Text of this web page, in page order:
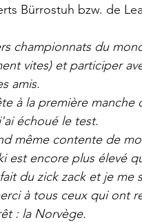
Bürrostuh bzw. de
championnats du
vites) et participer
amis.
à la première manche
échoué le test.
même contente de
est encore plus élevé
du zick zack et je me
à tous ceux qui ont
: la Norvège.